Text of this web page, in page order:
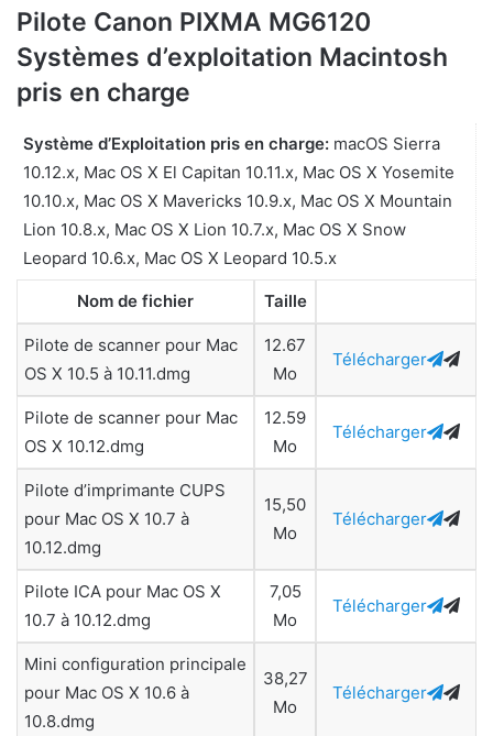
Pilote Canon PIXMA MG6120
Systèmes d’exploitation Macintosh
pris en charge
Système d’Exploitation pris en charge: macOS Sierra
10.12.x, Mac OS X El Capitan 10.11.x, Mac OS X Yosemite
10.10.x, Mac OS X Mavericks 10.9.x, Mac OS X Mountain
Lion 10.8.x, Mac OS X Lion 10.7.x, Mac OS X Snow
Leopard 10.6.x, Mac OS X Leopard 10.5.x
Nom de fichier Taille
Pilote de scanner pour Mac
OS X 10.5 à 10.11.dmg
12.67
Mo
Télécharger
Pilote de scanner pour Mac
OS X 10.12.dmg
12.59
Mo
Télécharger
Pilote d’imprimante CUPS
pour Mac OS X 10.7 à
10.12.dmg
15,50
Mo
Télécharger
Pilote ICA pour Mac OS X
10.7 à 10.12.dmg
7,05
Mo
Télécharger
Mini configuration principale
pour Mac OS X 10.6 à
10.8.dmg
38,27
Mo
Télécharger